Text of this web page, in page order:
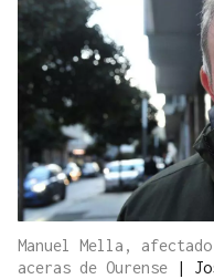
Manuel Mella,
aceras de Ourense
|